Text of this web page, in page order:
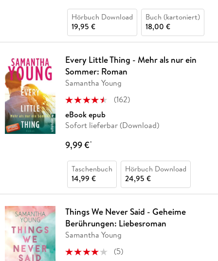
Hörbuch Download
19,95 €
Buch (kartoniert)
18,00 €
Every Little Thing - Mehr als nur ein
Sommer: Roman
Samantha Young
(162)
eBook epub
Sofort lieferbar (Download)
9,99 €*
Taschenbuch
14,99 €
Hörbuch Download
24,95 €
Things We Never Said - Geheime
Berührungen: Liebesroman
Samantha Young
(5)